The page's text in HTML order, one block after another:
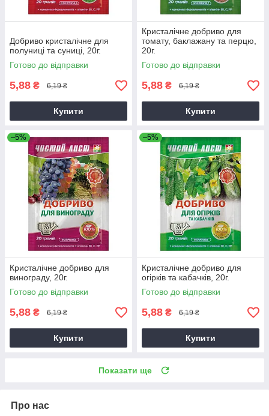
Добриво кристалічне для
полуниці та суниці, 20г.
Готово до відправки
5,88 ₴ 6,19 ₴
Купити
Кристалічне добриво для
томату, баклажану та перцю,
20г.
Готово до відправки
5,88 ₴ 6,19 ₴
Купити
–5%
Кристалічне добриво для
винограду, 20г.
Готово до відправки
5,88 ₴ 6,19 ₴
Купити
–5%
Кристалічне добриво для
огірків та кабачків, 20г.
Готово до відправки
5,88 ₴ 6,19 ₴
Купити
Показати ще
Про нас